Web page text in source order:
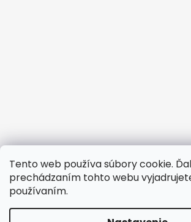
Tento web používa súbory cookie.
prechádzaním tohto webu
používaním.